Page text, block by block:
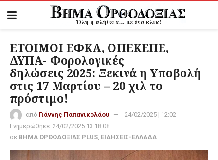
ΕΤΟΙΜΟΙ ΕΦΚΑ, ΟΠΕΚΕΠΕ,
ΔΥΠΑ- Φορολογικές
δηλώσεις 2025: Ξεκινά η Υποβολή
στις 17 Μαρτίου – 20 χιλ το
πρόστιμο!
από Γιάννης Παπανικολάου
24/02/2025 | 12:02
Ενημερώθηκε: 24/02/2025 13:18:08
σε ΒΗΜΑ ΟΡΘΟΔΟΞΙΑΣ PLUS, ΕΙΔΗΣΕΙΣ-ΕΛΛΑΔΑ